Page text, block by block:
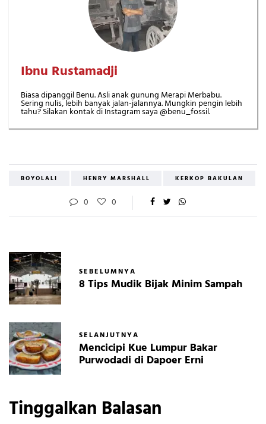
Ibnu Rustamadji
Biasa dipanggil Benu. Asli anak gunung Merapi Merbabu.
Sering nulis, lebih banyak jalan-jalannya. Mungkin pengin lebih
tahu? Silakan kontak di Instagram saya @benu_fossil.
BOYOLALI HENRY MARSHALL KERKOP BAKULAN
0 0
SEBELUMNYA
8 Tips Mudik Bijak Minim Sampah
SELANJUTNYA
Mencicipi Kue Lumpur Bakar
Purwodadi di Dapoer Erni
Tinggalkan Balasan